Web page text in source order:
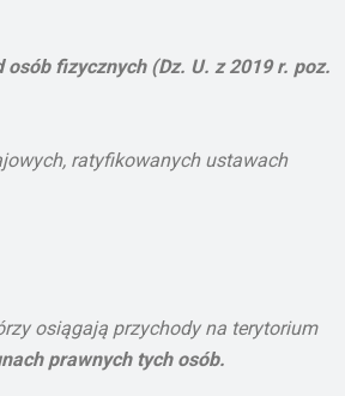
fizycznych (Dz. U. z 2019 r. poz.
ratyfikowanych ustawach
osiągają przychody na terytorium
prawnych tych osób.